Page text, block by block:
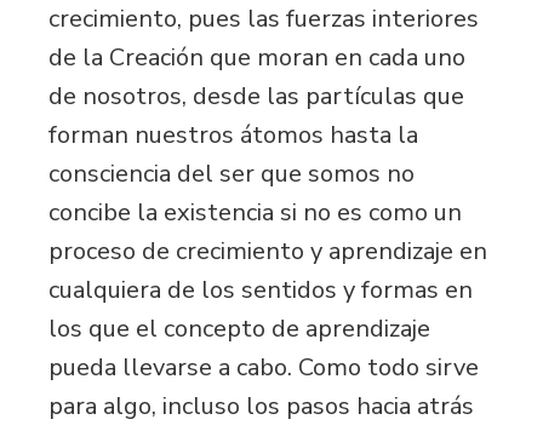
crecimiento, pues las fuerzas interiores
de la Creación que moran en cada uno
de nosotros, desde las partículas que
forman nuestros átomos hasta la
consciencia del ser que somos no
concibe la existencia si no es como un
proceso de crecimiento y aprendizaje en
cualquiera de los sentidos y formas en
los que el concepto de aprendizaje
pueda llevarse a cabo. Como todo sirve
para algo, incluso los pasos hacia atrás